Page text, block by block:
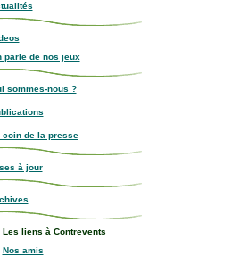
parle de nos jeux
sommes-nous ?
coin de la presse
à jour
Les liens à Contrevents
Nos amis